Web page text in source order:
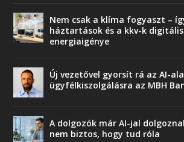
Nem csak a klíma fogyaszt –
háztartások és a kkv-k
energiaigénye
Új vezetővel gyorsít rá az AI-
ügyfélkiszolgálásra az MBH
A dolgozók már AI-jal
nem biztos, hogy tud róla